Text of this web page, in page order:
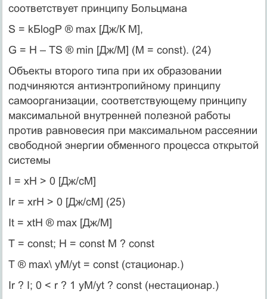
соответствует принципу Больцмана
S = kБlogP ® max [Дж/К М],
G = H – TS ® min [Дж/М] (M = const). (24)
Объекты второго типа при их образовании
подчиняются антиэнтропийному принципу
самоорганизации, соответствующему принципу
максимальной внутренней полезной работы
против равновесия при максимальном рассеянии
свободной энергии обменного процесса открытой
системы
I = хН > 0 [Дж/сМ]
Ir = xrH > 0 [Дж/cM] (25)
It = xtH ® max [Дж/М]
Т = const; H = const M ? const
Т ® max\ yМ/yt = const (стационар.)
Ir ? I; 0 < r ? 1 yМ/yt ? const (нестационар.)